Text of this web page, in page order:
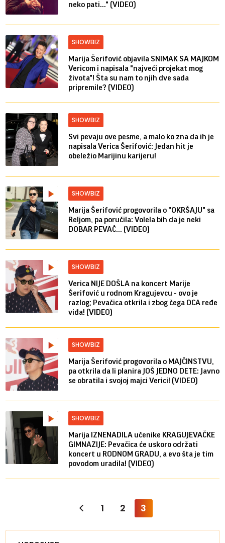
neko pati..." (VIDEO)
SHOWBIZ
Marija Šerifović objavila SNIMAK SA MAJKOM
Vericom i napisala "najveći projekat mog
života"! Šta su nam to njih dve sada
pripremile? (VIDEO)
SHOWBIZ
Svi pevaju ove pesme, a malo ko zna da ih je
napisala Verica Šerifović: Jedan hit je
obeležio Marijinu karijeru!
SHOWBIZ
Marija Šerifović progovorila o "OKRŠAJU" sa
Reljom, pa poručila: Volela bih da je neki
DOBAR PEVAČ... (VIDEO)
SHOWBIZ
Verica NIJE DOŠLA na koncert Marije
Šerifović u rodnom Kragujevcu - ovo je
razlog; Pevačica otkrila i zbog čega OCA ređe
viđa! (VIDEO)
SHOWBIZ
Marija Šerifović progovorila o MAJČINSTVU,
pa otkrila da li planira JOŠ JEDNO DETE: Javno
se obratila i svojoj majci Verici! (VIDEO)
SHOWBIZ
Marija IZNENADILA učenike KRAGUJEVAČKE
GIMNAZIJE: Pevačica će uskoro održati
koncert u RODNOM GRADU, a evo šta je tim
povodom uradila! (VIDEO)
1 2 3